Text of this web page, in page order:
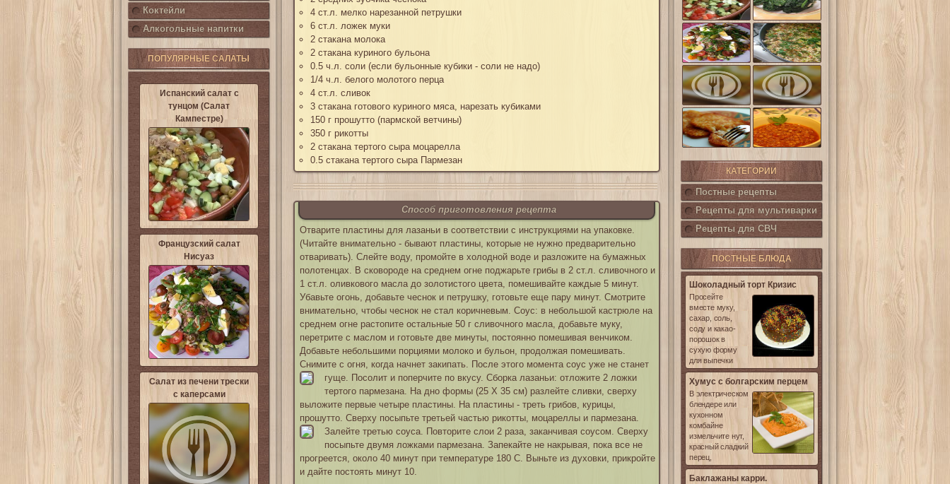
Коктейли
Алкогольные напитки
ПОПУЛЯРНЫЕ САЛАТЫ
Испанский салат с
тунцом (Салат
Кампестре)
Французский салат
Нисуаз
Салат из печени трески
с каперсами
4 ст.л. мелко нарезанной петрушки
6 ст.л. ложек муки
2 стакана молока
2 стакана куриного бульона
0.5 ч.л. соли (если бульонные кубики - соли не надо)
1/4 ч.л. белого молотого перца
4 ст.л. сливок
3 стакана готового куриного мяса, нарезать кубиками
150 г прошутто (пармской ветчины)
350 г рикотты
2 стакана тертого сыра моцарелла
0.5 стакана тертого сыра Пармезан
Способ приготовления рецепта
Отварите пластины для лазаньи в соответствии с инструкциями на упаковке.
(Читайте внимательно - бывают пластины, которые не нужно предварительно
отваривать). Слейте воду, промойте в холодной воде и разложите на бумажных
полотенцах. В сковороде на среднем огне поджарьте грибы в 2 ст.л. сливочного и
1 ст.л. оливкового масла до золотистого цвета, помешивайте каждые 5 минут.
Убавьте огонь, добавьте чеснок и петрушку, готовьте еще пару минут. Смотрите
внимательно, чтобы чеснок не стал коричневым. Соус: в небольшой кастрюле на
среднем огне растопите остальные 50 г сливочного масла, добавьте муку,
перетрите с маслом и готовьте две минуты, постоянно помешивая венчиком.
Добавьте небольшими порциями молоко и бульон, продолжая помешивать.
Снимите с огня, когда начнет закипать. После этого момента соус уже не станет
гуще. Посолит и поперчите по вкусу. Сборка лазаньи: отложите 2 ложки
тертого пармезана. На дно формы (25 Х 35 см) разлейте сливки, сверху
выложите первые четыре пластины. На пластины - треть грибов, курицы,
прошутто. Сверху посыпьте третьей частью рикотты, моцареллы и пармезана.
Залейте третью соуса. Повторите слои 2 раза, заканчивая соусом. Сверху
посыпьте двумя ложками пармезана. Запекайте не накрывая, пока все не
прогреется, около 40 минут при температуре 180 С. Выньте из духовки, прикройте
и дайте постоять минут 10.
(Салат
Кампестре)
шпинат
Французский
салат Нисуаз
Ленивые
кабачки
Овощная
запеканка из
кабачков и
баклажанов
Салат из печени
трески с
каперсами
Картофельные
котлетки с
кукурузой
Горошница
КАТЕГОРИИ
Постные рецепты
Рецепты для мультиварки
Рецепты для СВЧ
ПОСТНЫЕ БЛЮДА
Шоколадный торт Кризис
Просейте
вместе муку,
сахар, соль,
соду и какао-
порошок в
сухую форму
для выпечки
Хумус с болгарским перцем
В электрическом
блендере или
кухонном
комбайне
измельчите нут,
красный сладкий
перец,
Баклажаны карри.